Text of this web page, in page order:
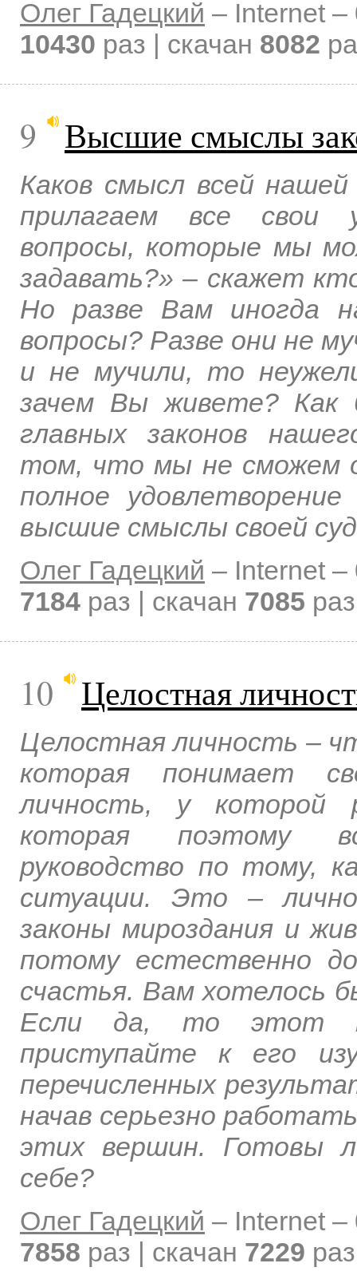
Олег Гадецкий – Internet –
10430 раз | скачан 8082
9 Высшие смыслы
Каков смысл всей
прилагаем все свои
вопросы, которые мы
задавать?» – скажет
Но разве Вам иногда
вопросы? Разве они не
и не мучили, то
зачем Вы живете?
главных законов
том, что мы не сможем
полное
высшие смыслы своей
Олег Гадецкий – Internet –
7184 раз | скачан 7085
10 Целостная
Целостная личность –
которая понимает
личность, у которой
которая поэтому
руководство по тому,
ситуации. Это –
законы мироздания и
потому естественно
счастья. Вам хотелось
Если да, то этот
приступайте к его
перечисленных
начав серьезно
этих вершин. Готовы
себе?
Олег Гадецкий – Internet –
7858 раз | скачан 7229